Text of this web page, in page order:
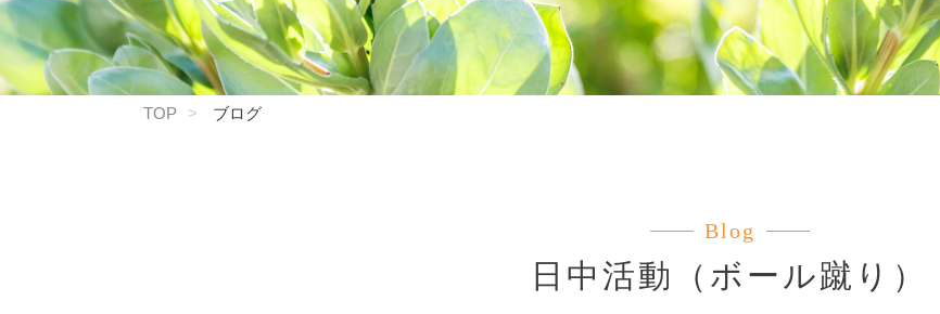
TOP ブログ
Blog
日中活動（ボール蹴り）